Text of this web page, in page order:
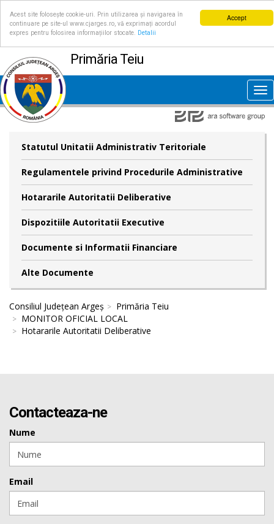
Accept
Acest site folosește cookie-uri. Prin utilizarea și navigarea în
continuare pe site-ul www.cjarges.ro, vă exprimați acordul
expres pentru folosirea informațiilor stocate.
Detalii
Primăria Teiu
Statutul Unitatii Administrativ Teritoriale
Regulamentele privind Procedurile Administrative
Hotararile Autoritatii Deliberative
Dispozitiile Autoritatii Executive
Documente si Informatii Financiare
Alte Documente
Consiliul Județean Argeș
Primăria Teiu
MONITOR OFICIAL LOCAL
Hotararile Autoritatii Deliberative
Contacteaza-ne
Nume
Email